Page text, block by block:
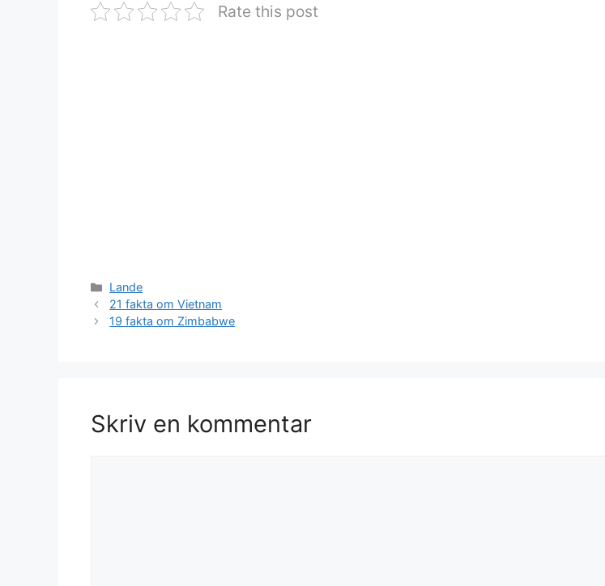
Rate this post
Kategorier
Lande
21 fakta om Vietnam
19 fakta om Zimbabwe
Skriv en kommentar